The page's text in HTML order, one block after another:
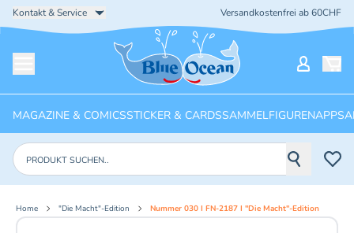
Kontakt & Service Versandkostenfrei ab 60CHF
Startseite
MAGAZINE & COMICSSTICKER & CARDSSAMMELFIGURENAPPS
Produkte suchen
Home "Die Macht"-Edition Nummer 030 I FN-2187 I "Die Macht"-Edition